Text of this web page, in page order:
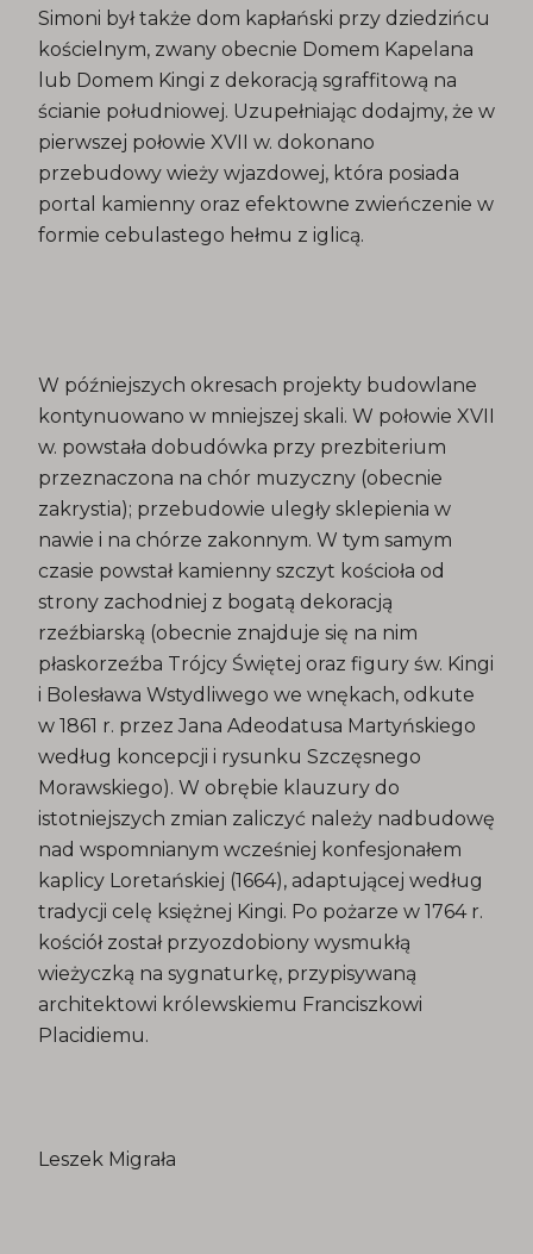
Simoni był także dom kapłański przy dziedzińcu
kościelnym, zwany obecnie Domem Kapelana
lub Domem Kingi z dekoracją sgraffitową na
ścianie południowej. Uzupełniając dodajmy, że w
pierwszej połowie XVII w. dokonano
przebudowy wieży wjazdowej, która posiada
portal kamienny oraz efektowne zwieńczenie w
formie cebulastego hełmu z iglicą.
W późniejszych okresach projekty budowlane
kontynuowano w mniejszej skali. W połowie XVII
w. powstała dobudówka przy prezbiterium
przeznaczona na chór muzyczny (obecnie
zakrystia); przebudowie uległy sklepienia w
nawie i na chórze zakonnym. W tym samym
czasie powstał kamienny szczyt kościoła od
strony zachodniej z bogatą dekoracją
rzeźbiarską (obecnie znajduje się na nim
płaskorzeźba Trójcy Świętej oraz figury św. Kingi
i Bolesława Wstydliwego we wnękach, odkute
w 1861 r. przez Jana Adeodatusa Martyńskiego
według koncepcji i rysunku Szczęsnego
Morawskiego). W obrębie klauzury do
istotniejszych zmian zaliczyć należy nadbudowę
nad wspomnianym wcześniej konfesjonałem
kaplicy Loretańskiej (1664), adaptującej według
tradycji celę księżnej Kingi. Po pożarze w 1764 r.
kościół został przyozdobiony wysmukłą
wieżyczką na sygnaturkę, przypisywaną
architektowi królewskiemu Franciszkowi
Placidiemu.
Leszek Migrała